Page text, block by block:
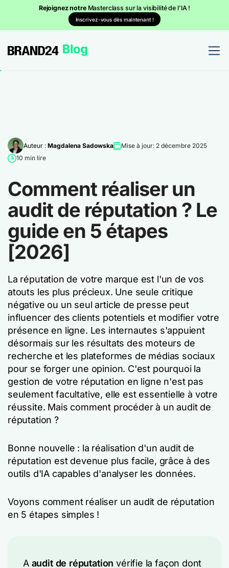
Rejoignez notre Masterclass sur la visibilité de l'IA !
Inscrivez-vous dès maintenant !
Auteur : Magdalena Sadowska
Mise à jour: 2 décembre 2025
10 min lire
Comment réaliser un
audit de réputation ? Le
guide en 5 étapes
[2026]
La réputation de votre marque est l'un de vos
atouts les plus précieux. Une seule critique
négative ou un seul article de presse peut
influencer des clients potentiels et modifier votre
présence en ligne. Les internautes s'appuient
désormais sur les résultats des moteurs de
recherche et les plateformes de médias sociaux
pour se forger une opinion. C'est pourquoi la
gestion de votre réputation en ligne n'est pas
seulement facultative, elle est essentielle à votre
réussite. Mais comment procéder à un audit de
réputation ?
Bonne nouvelle : la réalisation d'un audit de
réputation est devenue plus facile, grâce à des
outils d'IA capables d'analyser les données.
Voyons comment réaliser un audit de réputation
en 5 étapes simples !
A audit de réputation vérifie la façon dont